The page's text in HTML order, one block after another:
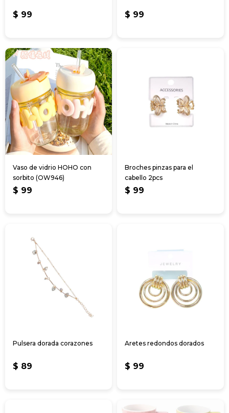
$ 99 $ 99
Vaso de vidrio HOHO con
sorbito (OW946)
$ 99
Broches pinzas para el
cabello 2pcs
$ 99
Pulsera dorada corazones
$ 89
Aretes redondos dorados
$ 99